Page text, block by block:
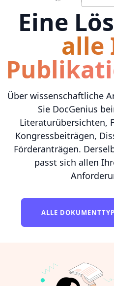
Eine
alle
Über wissenschaftliche
Sie DocGenius
Literaturübersichten,
Kongressbeiträgen,
Förderanträgen.
passt sich allen
ALLE